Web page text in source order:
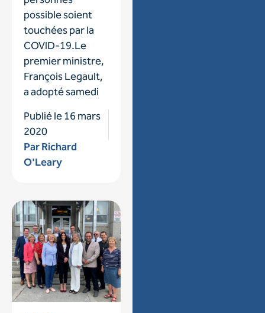
possible soient
touchées par la
COVID-19.Le
premier ministre,
François Legault,
a adopté samedi
Publié le16 mars
2020
ParRichard
O'Leary